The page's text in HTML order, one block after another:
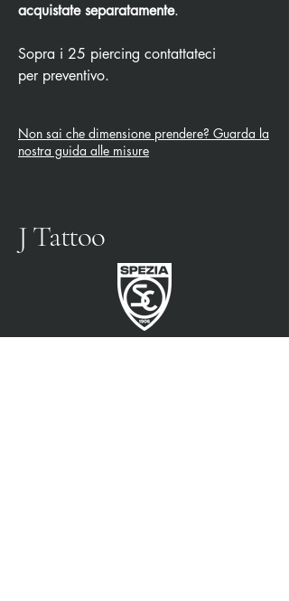
acquistate separatamente.
Sopra i 25 piercing contattateci
per preventivo.
Non sai che dimensione prendere? Guarda la
nostra guida alle misure
J Tattoo